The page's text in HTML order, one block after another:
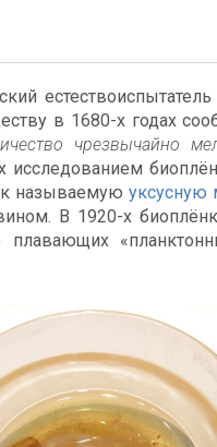
естествоиспытатель
в 1680-х годах
чрезвычайно
называемуюуксусную
В 1920-х
плавающих